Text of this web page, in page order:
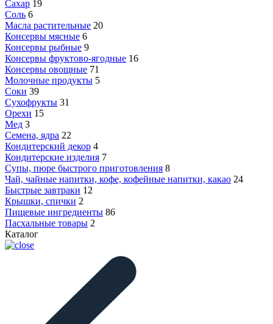
Сахар 19
Соль 6
Масла растительные 20
Консервы мясные 6
Консервы рыбные 9
Консервы фруктово-ягодные 16
Консервы овощные 71
Молочные продукты 5
Соки 39
Сухофрукты 31
Орехи 15
Мед 3
Семена, ядра 22
Кондитерский декор 4
Кондитерские изделия 7
Супы, пюре быстрого приготовления 8
Чай, чайные напитки, кофе, кофейные напитки, какао 24
Быстрые завтраки 12
Крышки, спички 2
Пищевые ингредиенты 86
Пасхальные товары 2
Каталог